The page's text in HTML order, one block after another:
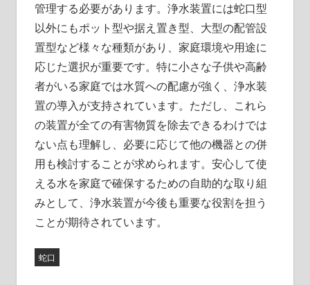
管理する必要があります。浄水装置には蛇口型
以外にもポット型や据え置き型、大型の配管設
置型など様々な種類があり、家庭環境や用途に
応じた選択が重要です。特に小さな子供や高齢
者がいる家庭では水質への配慮が強く、浄水装
置の導入が支持されています。ただし、これら
の装置が全ての有害物質を除去できるわけでは
ない点も理解し、必要に応じて他の機器との併
用も検討することが求められます。安心して使
える水を家庭で確保するための自助的な取り組
みとして、浄水装置が今後も重要な役割を担う
ことが期待されています。
蛇口